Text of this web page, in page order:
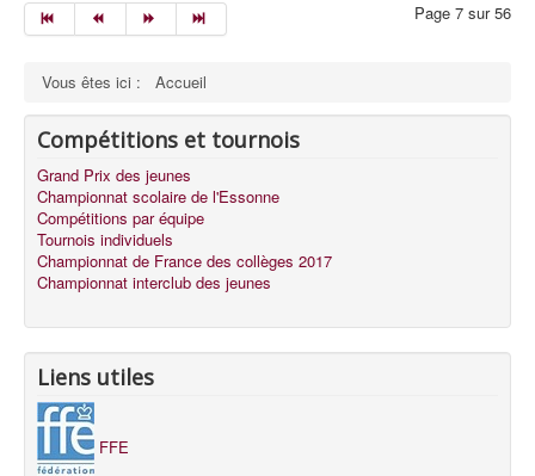
Page 7 sur 56
Vous êtes ici : Accueil
Compétitions et tournois
Grand Prix des jeunes
Championnat scolaire de l'Essonne
Compétitions par équipe
Tournois individuels
Championnat de France des collèges 2017
Championnat interclub des jeunes
Liens utiles
FFE